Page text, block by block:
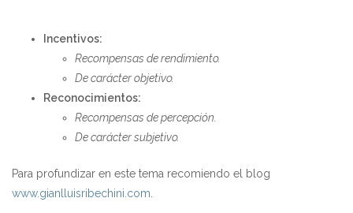
Incentivos:
Recompensas de rendimiento.
De carácter objetivo.
Reconocimientos:
Recompensas de percepción.
De carácter subjetivo.
Para profundizar en este tema recomiendo el blog
www.gianlluisribechini.com